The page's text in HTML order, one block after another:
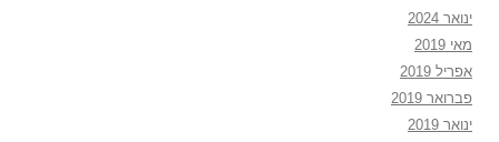
ינואר 2024
מאי 2019
אפריל 2019
פברואר 2019
ינואר 2019